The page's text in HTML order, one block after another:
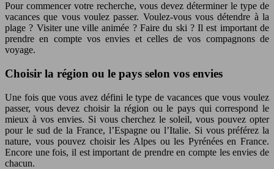
Pour commencer votre recherche, vous devez déterminer le type de
vacances que vous voulez passer. Voulez-vous vous détendre à la
plage ? Visiter une ville animée ? Faire du ski ? Il est important de
prendre en compte vos envies et celles de vos compagnons de
voyage.
Choisir la région ou le pays selon vos envies
Une fois que vous avez défini le type de vacances que vous voulez
passer, vous devez choisir la région ou le pays qui correspond le
mieux à vos envies. Si vous cherchez le soleil, vous pouvez opter
pour le sud de la France, l’Espagne ou l’Italie. Si vous préférez la
nature, vous pouvez choisir les Alpes ou les Pyrénées en France.
Encore une fois, il est important de prendre en compte les envies de
chacun.